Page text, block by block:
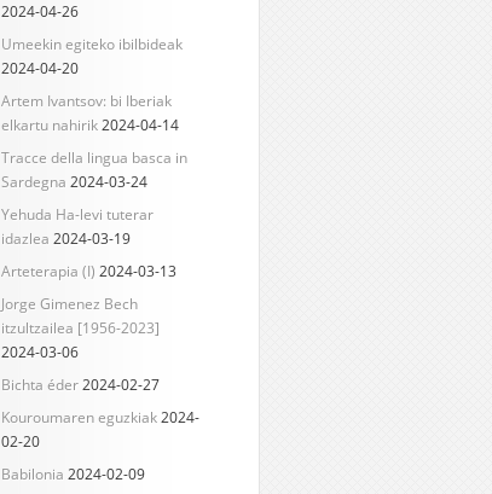
2024-04-26
Umeekin egiteko ibilbideak
2024-04-20
Artem Ivantsov: bi Iberiak
elkartu nahirik2024-04-14
Tracce della lingua basca in
Sardegna 2024-03-24
Yehuda Ha-levi tuterar
idazlea 2024-03-19
Arteterapia (I) 2024-03-13
Jorge Gimenez Bech
itzultzailea [1956-2023]
2024-03-06
Bichta éder2024-02-27
Kouroumaren eguzkiak2024-
02-20
Babilonia 2024-02-09